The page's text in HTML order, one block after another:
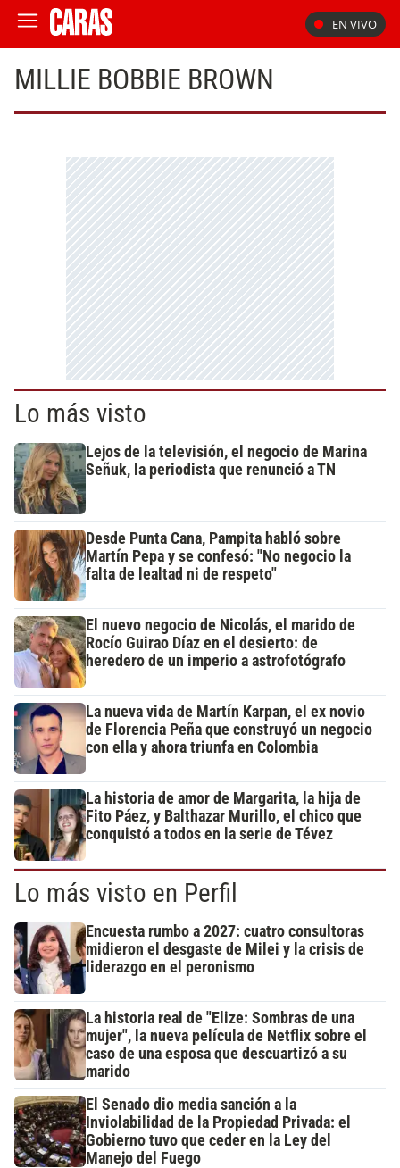
EN VIVO
MILLIE BOBBIE BROWN
Lo más visto
Lejos de la televisión, el negocio de Marina
Señuk, la periodista que renunció a TN
Desde Punta Cana, Pampita habló sobre
Martín Pepa y se confesó: "No negocio la
falta de lealtad ni de respeto"
El nuevo negocio de Nicolás, el marido de
Rocío Guirao Díaz en el desierto: de
heredero de un imperio a astrofotógrafo
La nueva vida de Martín Karpan, el ex novio
de Florencia Peña que construyó un negocio
con ella y ahora triunfa en Colombia
La historia de amor de Margarita, la hija de
Fito Páez, y Balthazar Murillo, el chico que
conquistó a todos en la serie de Tévez
Lo más visto en Perfil
Encuesta rumbo a 2027: cuatro consultoras
midieron el desgaste de Milei y la crisis de
liderazgo en el peronismo
La historia real de "Elize: Sombras de una
mujer", la nueva película de Netflix sobre el
caso de una esposa que descuartizó a su
marido
El Senado dio media sanción a la
Inviolabilidad de la Propiedad Privada: el
Gobierno tuvo que ceder en la Ley del
Manejo del Fuego